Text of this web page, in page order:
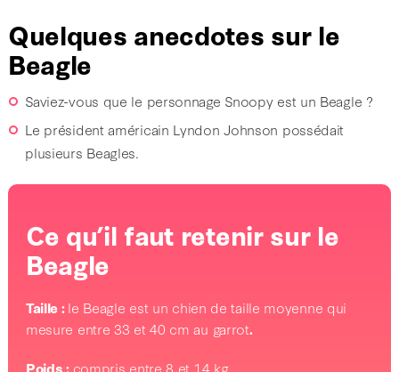
Quelques anecdotes sur le
Beagle
Saviez-vous que le personnage Snoopy est un Beagle ?
Le président américain Lyndon Johnson possédait
plusieurs Beagles.
Ce qu’il faut retenir sur le
Beagle
Taille :le Beagle est un chien de taille moyenne qui
mesure entre 33 et 40 cm au garrot.
Poids : compris entre 8 et 14 kg.